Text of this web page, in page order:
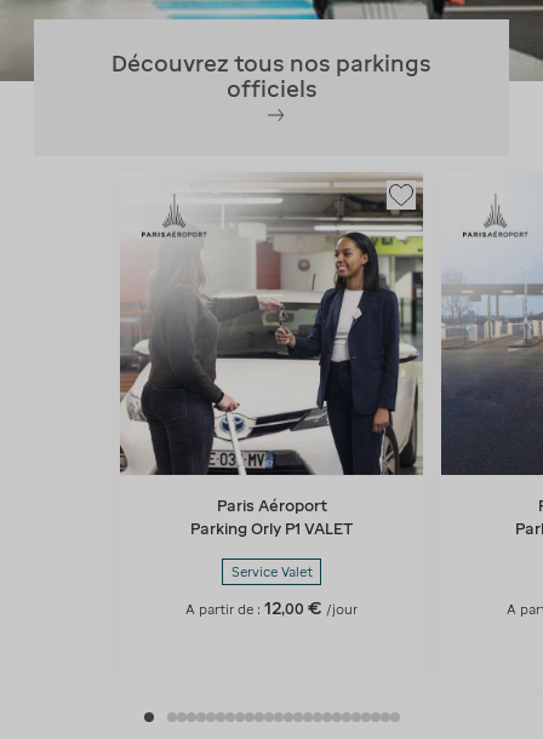
Découvrez tous nos parkings
officiels
Paris Aéroport
Parking Orly P1 VALET
Service Valet
A partir de :12,00 € /jour A